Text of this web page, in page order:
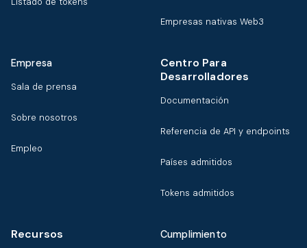
Empresas nativas Web3
Empresa
Sala de prensa
Sobre nosotros
Empleo
Centro Para
Desarrolladores
Documentación
Referencia de API y endpoints
Países admitidos
Tokens admitidos
Recursos Cumplimiento